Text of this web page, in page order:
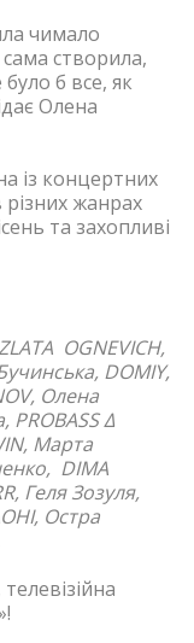
чимало
сама створила,
б все, як
Олена
із концертних
різних жанрах
та захопливі
OGNEVICH,
DOMIY,
Олена
PROBASS ∆
Марта
DIMA
Геля Зозуля,
Остра